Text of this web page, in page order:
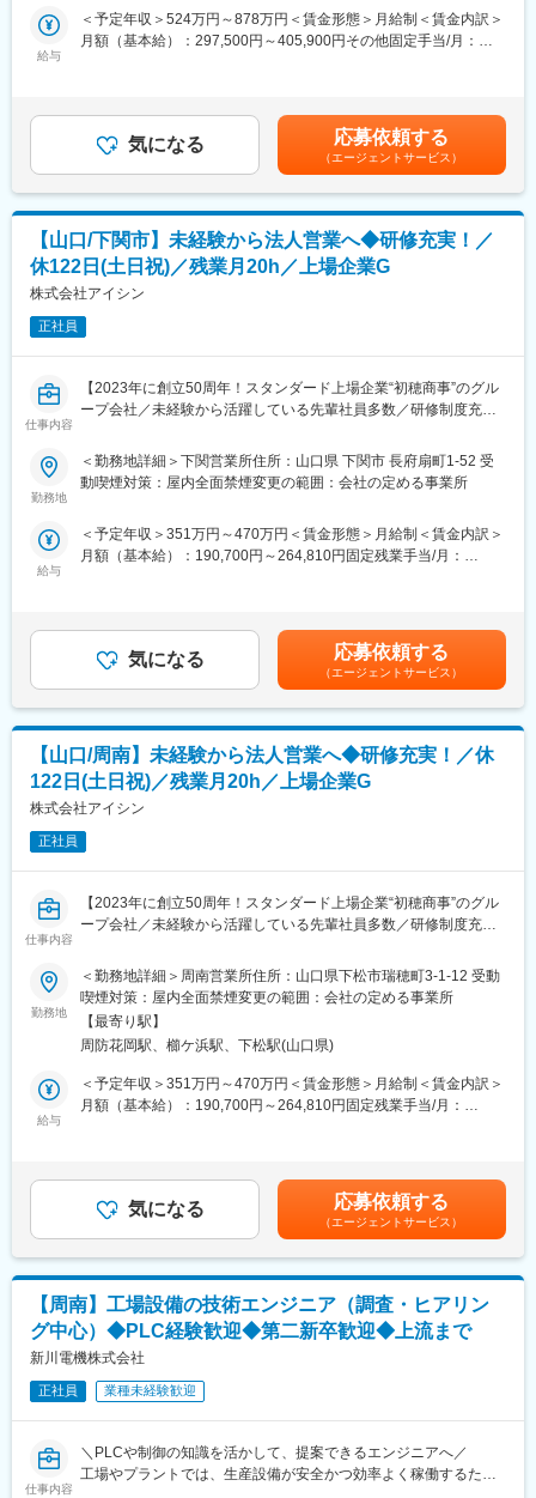
■身につくスキル：
・AIやDXなど、新しい技術キーワードを実案件にどう活かすかを
考える実践力
■働き方：
・訪問先は、原則拠点から1時間前後のエリアが中心で、日帰り訪
問メイン。
・大型案件立ち上げ時に、県外へ1週間程度の滞在が発生する場合
もありますが、頻度は3～4か月に1回あるかないかです。
る文化
・「お客様の悩みを解決する」というミッションのもと、部門を
・技術レベルの標準とコンピテンシー評価に基づき、専門性と行
動特性の両面でキャリアアップが可能
└形式認定試験内容として、品質保証部内でチームを編成し、市
場要求に対する製品の妥当性を確認（性能、電気系、機構系、ソ
└出荷製品毎に、「顧客納入仕様を満足しているか」、「場内検
査で合格した製品が据付先でも問題なく稼働するか」などの検
└フィールドサービス部門では解決できない技術的なインシデン
トに対応し、かつ設計・製造部と再発防止策を策定。
※上記業務ごとにチームのようなイメージで分かれておりますの
で、いずれかをメイン業務として担当頂く予定です（状況に応じ
て他業務を担当頂くこともございます）
【入社後お任せする業務】
まずは担当装置を知っていただくため、出荷試験業務から入って
いただきます。装置の理解が深まりましたら、形式認定試験や保
外出張、駐在などチャレンジできる環境です。
・世界最先端の製品を業務取り纏め者として品質面で貢献する達
成感
・北米、欧米、アジアなど海外拠点とのやり取りを通じたグロー
バル人財としての成長
・在宅勤務：可(基本出社メイン)
・平均残業時間：30時間/月
・出張：国内が半年に1回（1泊程度）、海外が1年に1回程度（滞
在は1週間程度）
・夜間対応、呼び出し：無
変更の範囲：会社の定める業務
給与
＜予定年収＞524万円～878万円＜賃金形態＞月給制＜賃金内訳＞
月額（基本給）：297,500円～405,900円その他固定手当/月：
業手当＞有＜給与補足＞等級に応じ、業務手当(固定残業第)を支給
※業務手当支給対象外の場合、実残業時間分を支給賃金はあくまで
も目安の金額であり、選考を通じて上下する可能性があります。
月給(月額)は固定手当を含めた表記です。
気になる 応募依頼する
（エージェントサービス）
【山口/下関市】未経験から法人営業へ◆研修充実！／
休122日(土日祝)／残業月20h／上場企業G
株式会社アイシン
正社員
仕事内容
【2023年に創立50周年！スタンダード上場企業“初穂商事”のグル
ープ会社／未経験から活躍している先輩社員多数／研修制度充実
エクステリア商品の専門商社兼メーカーとして、デザイン性に優
を増員募集致します。
鑑みながら各メーカーの “デザイン性” に優れたオシャレな商品を
セレクト＆販売しております。
また自社ブランドのアイテムも販売。そうしてお客様のさまざま
なニーズに対応しています！
■業務内容：
お取引先であるハウスメーカーやエクステリアの販売店・工事店
に対し、当社で扱っているエクステリア商品や、自社ブランドの
エクステリア商品のご提案をお任せ致します。
▽見積もりを作成・提案⇒商品受注
▽商品設置における現場打ち合わせ
■入社後の育成体制：
《先輩社員のOJT指導！》
実際の営業業務は先輩社員のOJTや、営業同行を通じて学んで頂
きます。
先輩社員に同行しつつ実務を覚え、徐々に担当を引き継いでいく
のでご安心ください。
《充実した研修制度！》
ど、
《未経験から活躍している先輩社員多数！》
現在活用している先輩社員も、前職は製造業、飲食関係などバラ
全体の80%以上の社員が未経験スタートで、現在活用しておりま
す。
同じ未経験入社の気持ちを理解している社員が沢山おりますの
で、親身に丁寧に仕事を教えてくれ環境です。
■モデル年収
（1）年収385万円 ／ 27歳 営業職 入社1年目
（2）年収513万円 ／ 34歳 営業職 入社4年目
変更の範囲：会社の定める業務
勤務地
＜勤務地詳細＞下関営業所住所：山口県 下関市 長府扇町1-52 受
動喫煙対策：屋内全面禁煙変更の範囲：会社の定める事業所
給与
＜予定年収＞351万円～470万円＜賃金形態＞月給制＜賃金内訳＞
月額（基本給）：190,700円～264,810円固定残業手当/月：
齢、経験、前職給与を考慮し決定致します。＊記載の想定年収は
初年度の賞与が金一封であることを考慮しての金額となります。■
昇給：年1回（5月）■賞与：年2回（7・12月）＊決算賞与がある
場合は年3回となります賃金はあくまでも目安の金額であり、選考
を通じて上下する可能性があります。月給(月額)は固定手当を含め
た表記です。
気になる 応募依頼する
（エージェントサービス）
【山口/周南】未経験から法人営業へ◆研修充実！／休
122日(土日祝)／残業月20h／上場企業G
株式会社アイシン
正社員
仕事内容
【2023年に創立50周年！スタンダード上場企業“初穂商事”のグル
ープ会社／未経験から活躍している先輩社員多数／研修制度充実
エクステリア商品の専門商社兼メーカーとして、デザイン性に優
れたアイテムをセレクト、直接輸入・企画販売を行っている当
社。そんな当社本社営業部において営業担当として活躍頂ける方
を増員募集致します。
■そもそもエクステリアとは？
セレクト＆販売しております。
また自社ブランドのアイテムも販売。そうしてお客様のさまざま
お取引先であるハウスメーカーやエクステリアの販売店・工事店
に対し、当社で扱っているエクステリア商品や、自社ブランドの
エクステリア商品のご提案をお任せ致します。
《具体的には》
▽お客様先を訪問。ニーズを確認
▽先方のご要望に合う商品を提案
▽見積もりを作成・提案⇒商品受注
▽商品設置における現場打ち合わせ
■入社後の育成体制：
勤務地
＜勤務地詳細＞周南営業所住所：山口県下松市瑞穂町3-1-12 受動
喫煙対策：屋内全面禁煙変更の範囲：会社の定める事業所
【最寄り駅】
周防花岡駅、櫛ケ浜駅、下松駅(山口県)
給与
＜予定年収＞351万円～470万円＜賃金形態＞月給制＜賃金内訳＞
月額（基本給）：190,700円～264,810円固定残業手当/月：
齢、経験、前職給与を考慮し決定致します。＊記載の想定年収は
初年度の賞与が金一封であることを考慮しての金額となります。■
昇給：年1回（5月）■賞与：年2回（7・12月）＊決算賞与がある
場合は年3回となります賃金はあくまでも目安の金額であり、選考
を通じて上下する可能性があります。月給(月額)は固定手当を含め
た表記です。
気になる 応募依頼する
（エージェントサービス）
【周南】工場設備の技術エンジニア（調査・ヒアリン
グ中心）◆PLC経験歓迎◆第二新卒歓迎◆上流まで
新川電機株式会社
正社員 業種未経験歓迎
仕事内容
＼PLCや制御の知識を活かして、提案できるエンジニアへ／
工場やプラントでは、生産設備が安全かつ効率よく稼働するため